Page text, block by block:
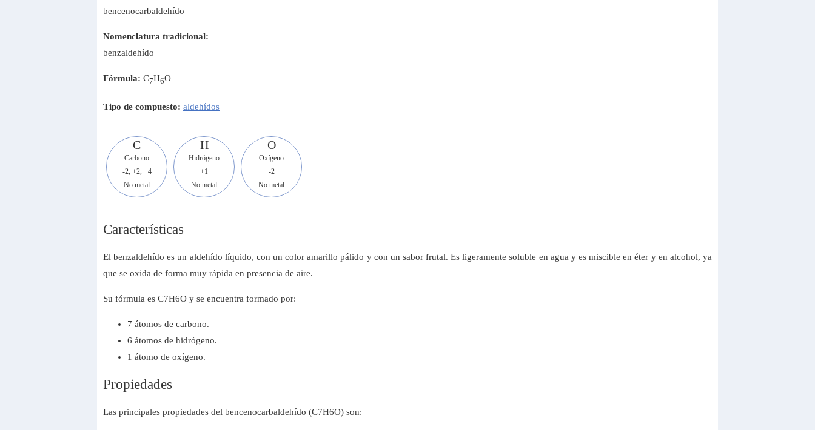
bencenocarbaldehído
Nomenclatura tradicional:
benzaldehído
Fórmula: C7H6O
Tipo de compuesto: aldehídos
C
Carbono
-2, +2, +4
No metal
H
Hidrógeno
+1
No metal
O
Oxígeno
-2
No metal
Características
El benzaldehído es un aldehído líquido, con un color amarillo pálido y con un sabor frutal. Es ligeramente soluble en agua y es miscible en éter y en alcohol, ya
que se oxida de forma muy rápida en presencia de aire.
Su fórmula es C7H6O y se encuentra formado por:
7 átomos de carbono.
6 átomos de hidrógeno.
1 átomo de oxígeno.
Propiedades
Las principales propiedades del bencenocarbaldehído (C7H6O) son: